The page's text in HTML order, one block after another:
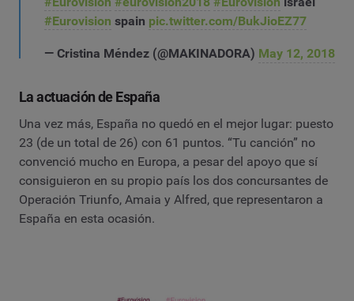
#Eurovision spain pic.twitter.com/BukJioEZ77
— Cristina Méndez (@MAKINADORA) May 12, 2018
La actuación de España
Una vez más, España no quedó en el mejor lugar: puesto
23 (de un total de 26) con 61 puntos. “Tu canción” no
convenció mucho en Europa, a pesar del apoyo que sí
consiguieron en su propio país los dos concursantes de
Operación Triunfo, Amaia y Alfred, que representaron a
España en esta ocasión.